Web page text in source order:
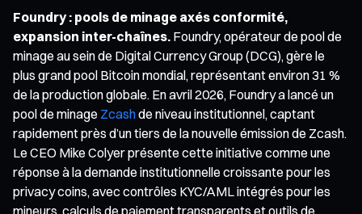
Foundry : pools de minage axés conformité,
expansion inter-chaînes. Foundry, opérateur de pool de
minage au sein de Digital Currency Group (DCG), gère le
plus grand pool Bitcoin mondial, représentant environ 31 %
de la production globale. En avril 2026, Foundry a lancé un
pool de minage Zcashde niveau institutionnel, captant
rapidement près d’un tiers de la nouvelle émission de Zcash.
Le CEO Mike Colyer présente cette initiative comme une
réponse à la demande institutionnelle croissante pour les
privacy coins, avec contrôles KYC/AML intégrés pour les
mineurs, calculs de paiement transparents et outils de